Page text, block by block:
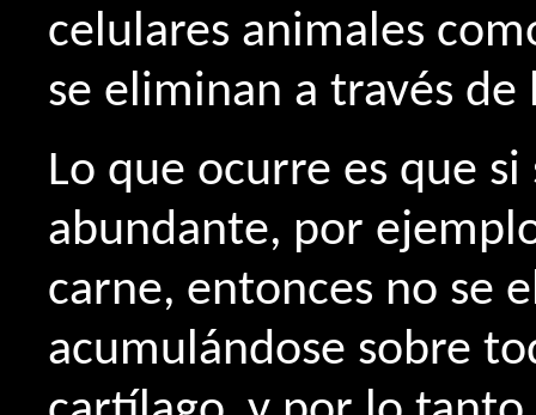
celulares animales
se eliminan a través de
Lo que ocurre es que
abundante, por
carne, entonces no se
acumulándose sobre